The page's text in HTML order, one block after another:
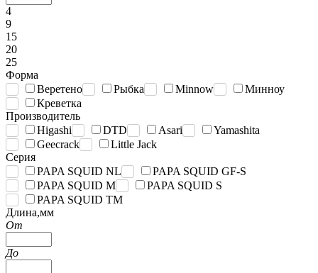
4
9
15
20
25
Форма
Веретено
Рыбка Minnow
Минноу
Креветка
Производитель
Higashi
DTD Asari
Yamashita
Geecrack
Little Jack
Серия
PAPA SQUID NL
PAPA SQUID GF-S
PAPA SQUID M
PAPA SQUID S
PAPA SQUID TM
Длина,мм
От
До